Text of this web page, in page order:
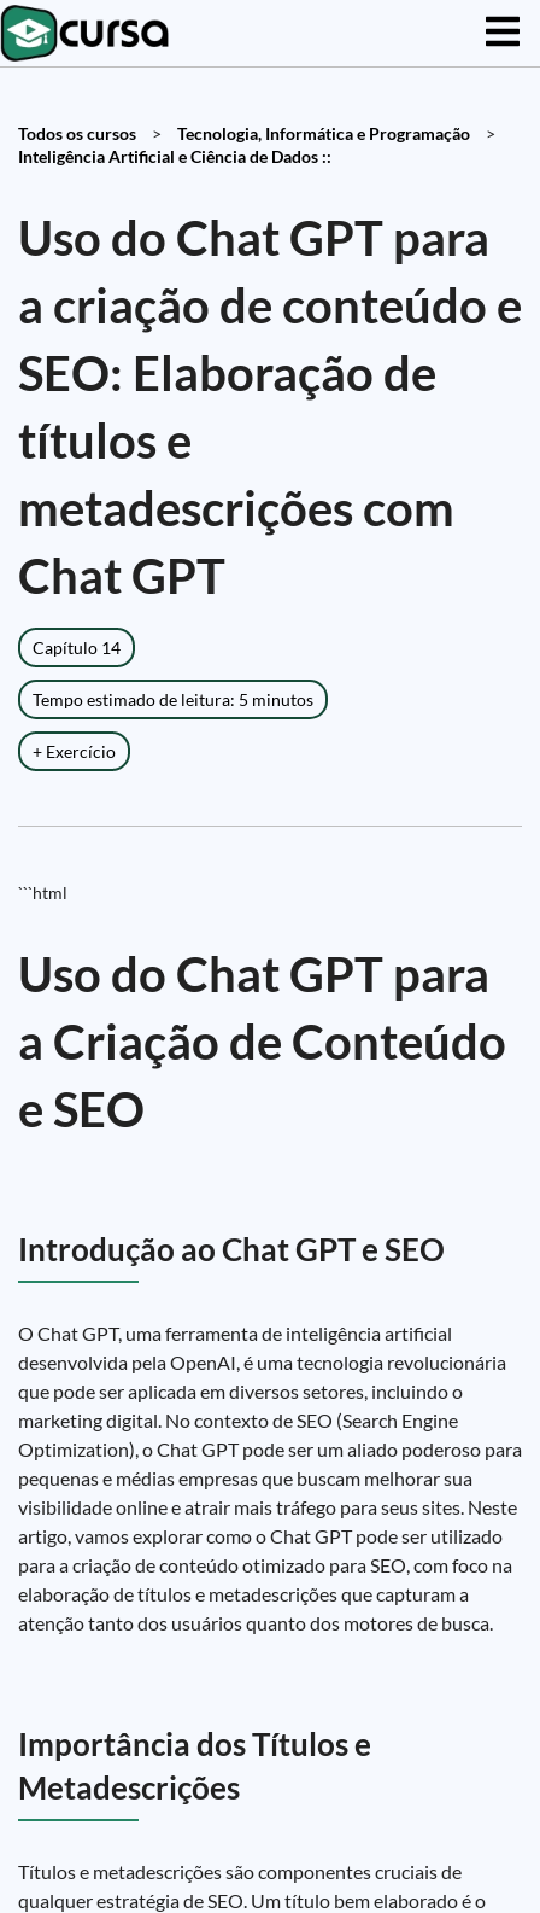
Todos os cursos > Tecnologia, Informática e Programação
>
Inteligência Artificial e Ciência de Dados ::
Uso do Chat GPT para
a criação de conteúdo e
SEO: Elaboração de
títulos e
metadescrições com
Chat GPT
Capítulo 14
Tempo estimado de leitura: 5 minutos
+ Exercício
```html
Uso do Chat GPT para
a Criação de Conteúdo
e SEO
Introdução ao Chat GPT e SEO
O Chat GPT, uma ferramenta de inteligência artificial
desenvolvida pela OpenAI, é uma tecnologia revolucionária
que pode ser aplicada em diversos setores, incluindo o
marketing digital. No contexto de SEO (Search Engine
Optimization), o Chat GPT pode ser um aliado poderoso para
pequenas e médias empresas que buscam melhorar sua
visibilidade online e atrair mais tráfego para seus sites. Neste
artigo, vamos explorar como o Chat GPT pode ser utilizado
para a criação de conteúdo otimizado para SEO, com foco na
elaboração de títulos e metadescrições que capturam a
atenção tanto dos usuários quanto dos motores de busca.
Importância dos Títulos e
Metadescrições
Títulos e metadescrições são componentes cruciais de
qualquer estratégia de SEO. Um título bem elaborado é o